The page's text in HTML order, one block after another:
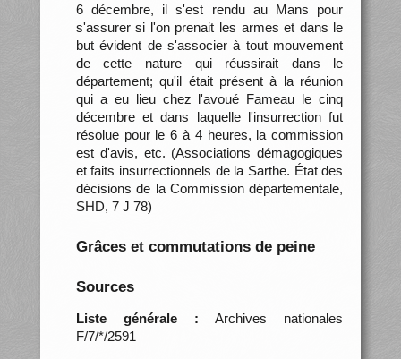
6 décembre, il s'est rendu au Mans pour
s'assurer si l'on prenait les armes et dans le
but évident de s'associer à tout mouvement
de cette nature qui réussirait dans le
département; qu'il était présent à la réunion
qui a eu lieu chez l'avoué Fameau le cinq
décembre et dans laquelle l'insurrection fut
résolue pour le 6 à 4 heures, la commission
est d'avis, etc. (Associations démagogiques
et faits insurrectionnels de la Sarthe. État des
décisions de la Commission départementale,
SHD, 7 J 78)
Grâces et commutations de peine
Sources
Liste générale : Archives nationales
F/7/*/2591